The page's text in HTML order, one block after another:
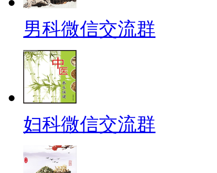
男科微信交流群
妇科微信交流群